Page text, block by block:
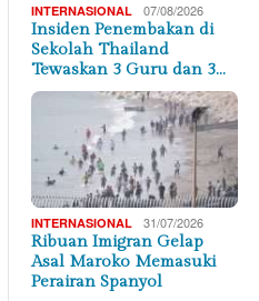
INTERNASIONAL 07/08/2026
Insiden Penembakan di
Sekolah Thailand
Tewaskan 3 Guru dan 3…
INTERNASIONAL 31/07/2026
Ribuan Imigran Gelap
Asal Maroko Memasuki
Perairan Spanyol